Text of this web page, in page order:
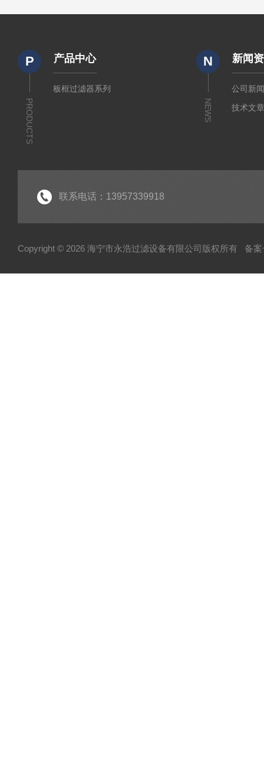
P
PRODUCTS
产品中心
板框过滤器系列
N
NEWS
新闻
公司新
技术文
联系电话：13957339918
Copyright © 2026 海宁市永浩过滤设备有限公司版权所有 备案